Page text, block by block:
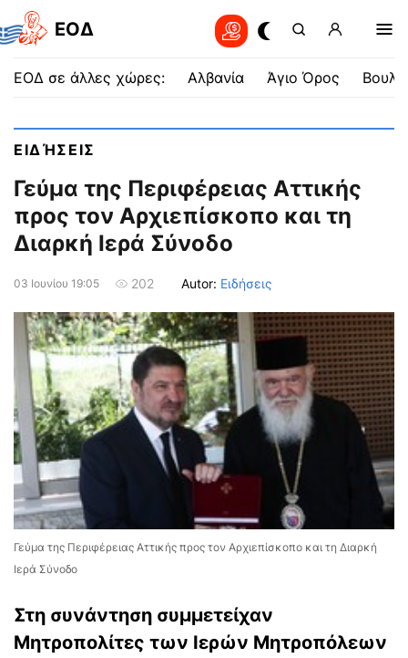
EOΔ
ΕΟΔ σε άλλες χώρες: Αλβανία Άγιο Όρος
ΕΙΔΉΣΕΙΣ
Γεύμα της Περιφέρειας Αττικής
προς τον Αρχιεπίσκοπο και τη
Διαρκή Ιερά Σύνοδο
03 Ιουνίου 19:05 202 Autor: Ειδήσεις
Γεύμα της Περιφέρειας Αττικής προς τον Αρχιεπίσκοπο και τη Διαρκή
Ιερά Σύνοδο
Στη συνάντηση συμμετείχαν
Μητροπολίτες των Ιερών Μητροπόλεων